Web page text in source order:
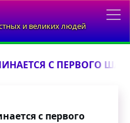
и великих людей
С ПЕРВОГО
с первого